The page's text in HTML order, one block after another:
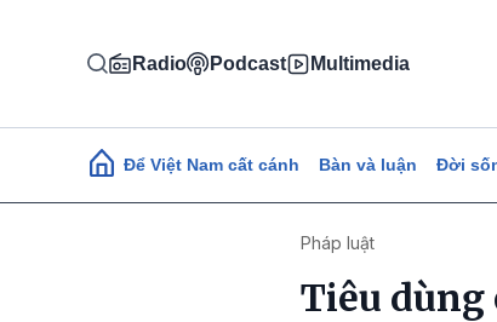
Radio Podcast Multimedia
Main navigation
Để Việt Nam cất cánh Bàn và luận Đời
Pháp luật
Tiêu dùng